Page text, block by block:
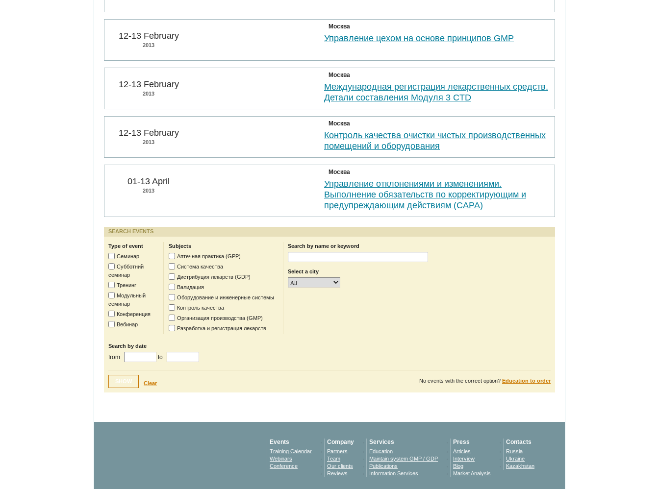
12-13 February
2013
Москва
Управление цехом на основе принципов GMP
12-13 February
2013
Москва
Международная регистрация лекарственных средств.
Детали составления Модуля 3 CTD
12-13 February
2013
Москва
Контроль качества очистки чистых производственных
помещений и оборудования
01-13 April
2013
Москва
Управление отклонениями и изменениями.
Выполнение обязательств по корректирующим и
предупреждающим действиям (САРА)
SEARCH EVENTS
Type of event
Семинар
Субботний
семинар
Тренинг
Модульный
семинар
Конференция
Вебинар
Subjects
Аптечная практика (GPP)
Система качества
Дистрибуция лекарств (GDP)
Валидация
Оборудование и инженерные системы
Контроль качества
Организация производства (GMP)
Разработка и регистрация лекарств
Search by name or keyword
Select a city
Search by date
from to
SHOW Clear No events with the correct option? Education to order
Events
Training Calendar
Webinars
Conference
Company
Partners
Team
Our clients
Reviews
Services
Education
Maintain system GMP / GDP
Publications
Information Services
Press
Articles
Interview
Blog
Market Analysis
Contacts
Russia
Ukraine
Kazakhstan